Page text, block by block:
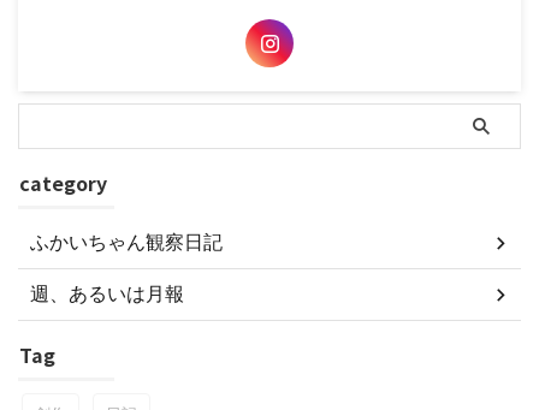
category
ふかいちゃん観察日記
週、あるいは月報
Tag